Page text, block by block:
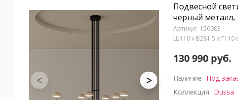
Подвесной
черный металл,
156083
Ш110 x В281.5 x Г110
130 990 руб.
Наличие Под
Коллекция Dussa